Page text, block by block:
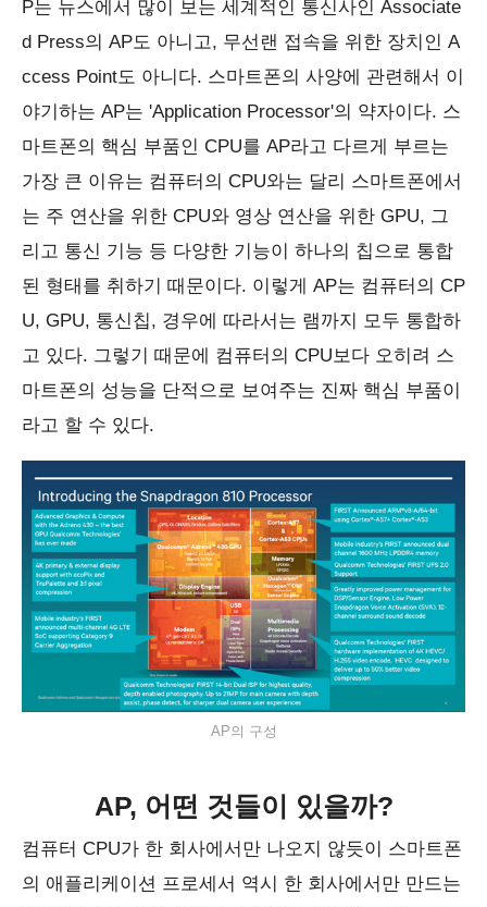
P는 뉴스에서 많이 보는 세계적인 통신사인 Associate
d Press의 AP도 아니고, 무선랜 접속을 위한 장치인 A
ccess Point도 아니다. 스마트폰의 사양에 관련해서 이
야기하는 AP는 'Application Processor'의 약자이다. 스
마트폰의 핵심 부품인 CPU를 AP라고 다르게 부르는
가장 큰 이유는 컴퓨터의 CPU와는 달리 스마트폰에서
는 주 연산을 위한 CPU와 영상 연산을 위한 GPU, 그
리고 통신 기능 등 다양한 기능이 하나의 칩으로 통합
된 형태를 취하기 때문이다. 이렇게 AP는 컴퓨터의 CP
U, GPU, 통신칩, 경우에 따라서는 램까지 모두 통합하
고 있다. 그렇기 때문에 컴퓨터의 CPU보다 오히려 스
마트폰의 성능을 단적으로 보여주는 진짜 핵심 부품이
라고 할 수 있다.
AP의 구성
AP, 어떤 것들이 있을까?
컴퓨터 CPU가 한 회사에서만 나오지 않듯이 스마트폰
의 애플리케이션 프로세서 역시 한 회사에서만 만드는